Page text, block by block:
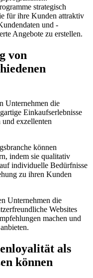
strategisch
für ihre Kunden attraktiv
und -
Angebote zu erstellen.
von
Unternehmen die
Einkaufserlebnisse
und exzellenten
können
indem sie qualitativ
individuelle Bedürfnisse
zu ihren Kunden
Unternehmen die
Websites
machen und
als
können